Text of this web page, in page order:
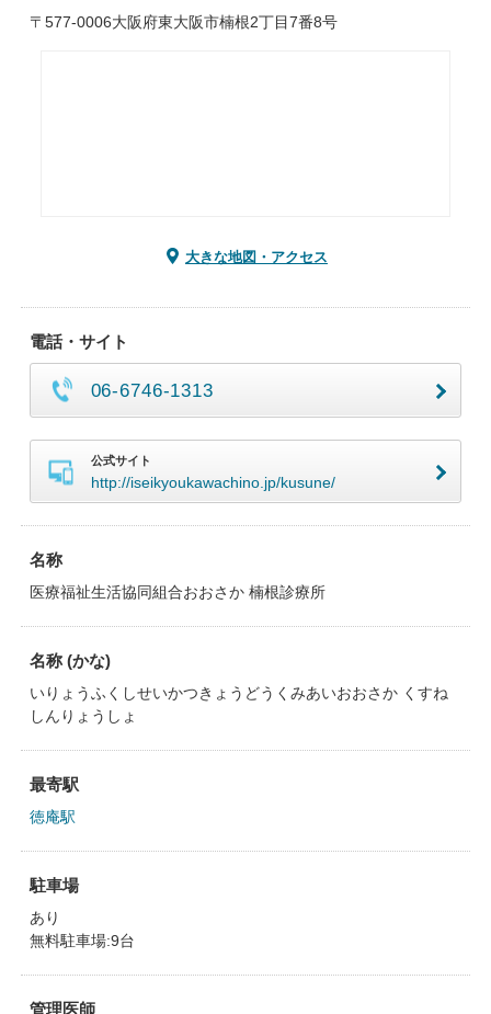
〒577-0006大阪府東大阪市楠根2丁目7番8号
大きな地図・アクセス
電話・サイト
06-6746-1313
公式サイト
http://iseikyoukawachino.jp/kusune/
名称
医療福祉生活協同組合おおさか 楠根診療所
名称 (かな)
いりょうふくしせいかつきょうどうくみあいおおさか くすね
しんりょうしょ
最寄駅
徳庵駅
駐車場
あり
無料駐車場:9台
管理医師